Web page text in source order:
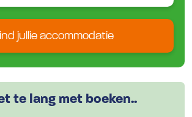
jullie accommodatie
te lang met boeken..